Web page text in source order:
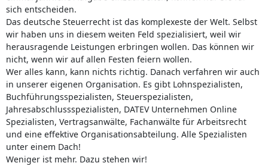
sich entscheiden.
Das deutsche Steuerrecht ist das komplexeste der Welt. Selbst
wir haben uns in diesem weiten Feld spezialisiert, weil wir
herausragende Leistungen erbringen wollen. Das können wir
nicht, wenn wir auf allen Festen feiern wollen.
Wer alles kann, kann nichts richtig. Danach verfahren wir auch
in unserer eigenen Organisation. Es gibt Lohnspezialisten,
Buchführungsspezialisten, Steuerspezialisten,
Jahresabschlussspezialisten, DATEV Unternehmen Online
Spezialisten, Vertragsanwälte, Fachanwälte für Arbeitsrecht
und eine effektive Organisationsabteilung. Alle Spezialisten
unter einem Dach!
Weniger ist mehr. Dazu stehen wir!